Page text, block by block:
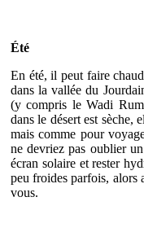
Été
En été, il peut faire
dans la vallée du
(y compris le Wadi
dans le désert est sèche,
mais comme pour
ne devriez pas oublier
écran solaire et rester
peu froides parfois, alors
vous.